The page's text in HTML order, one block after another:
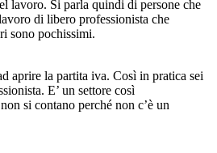
lavoro. Si parla quindi di persone che
di libero professionista che
sono pochissimi.
aprire la partita iva. Così in pratica sei
E’ un settore così
si contano perché non c’è un